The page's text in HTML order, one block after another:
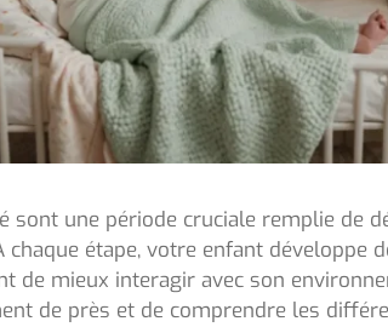
sont une période cruciale remplie de
étape, votre enfant développe
de mieux interagir avec son
de près et de comprendre les